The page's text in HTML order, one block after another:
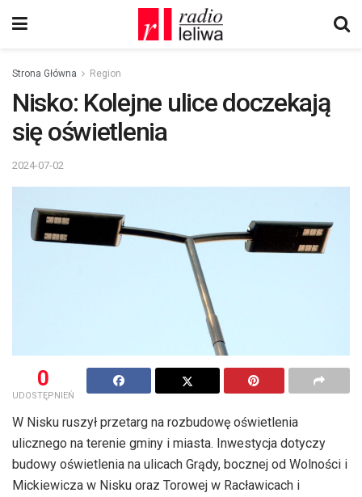
Strona Główna Region
Nisko: Kolejne ulice doczekają
się oświetlenia
2024-07-02
0
UDOSTĘPNIEŃ
W Nisku ruszył przetarg na rozbudowę oświetlenia
ulicznego na terenie gminy i miasta. Inwestycja dotyczy
budowy oświetlenia na ulicach Grądy, bocznej od Wolności i
Mickiewicza w Nisku oraz Torowej w Racławicach i